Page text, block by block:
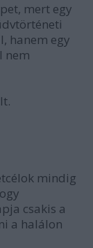
mert egy
hanem egy
nem
mindig
csakis a
a halálon